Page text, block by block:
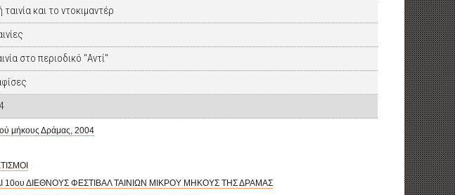
και το ντοκιμαντέρ
στο περιοδικό "Αντί"
μήκους Δράμας, 2004
ΔΙΕΘΝΟΥΣ ΦΕΣΤΙΒΑΛ ΤΑΙΝΙΩΝ ΜΙΚΡΟΥ ΜΗΚΟΥΣ ΤΗΣ ΔΡΑΜΑΣ